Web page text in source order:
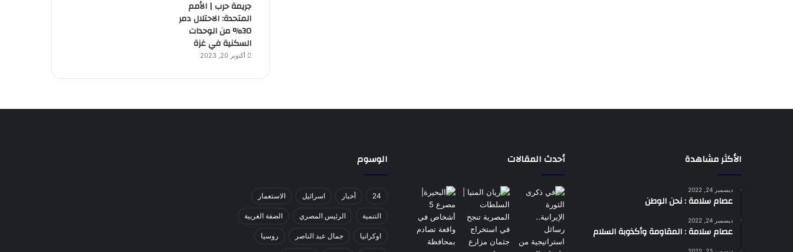
جريمة حرب | الأمم
المتحدة: الاحتلال دمر
30% من الوحدات
السكنية في غزة
أكتوبر 20, 2023
الأكثر مشاهدة
ديسمبر 24, 2022
عصام سلامة : نحن الوطن
ديسمبر 24, 2022
عصام سلامة : المقاومة وأكذوبة السلام
أحدث المقالات الوسوم
24 أخبار اسرائيل الاستعمار
التنمية الرئيس المصري الضفة الغربية
اوكرانيا جمال عبد الناصر روسيا